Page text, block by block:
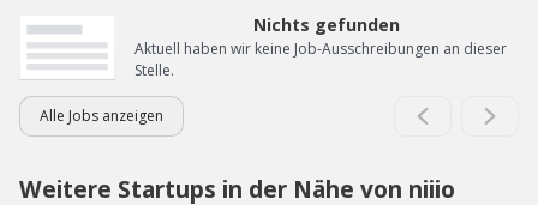
Nichts gefunden
Aktuell haben wir keine Job-Ausschreibungen an dieser
Stelle.
Alle Jobs anzeigen
Weitere Startups in der Nähe von niiio